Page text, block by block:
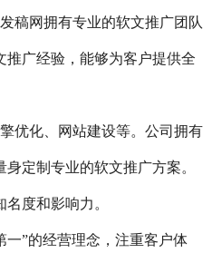
稿网拥有专业的软文推广团队
广经验，能够为客户提供全
优化、网站建设等。公司拥有
定制专业的软文推广方案。
度和影响力。
一”的经营理念，注重客户体